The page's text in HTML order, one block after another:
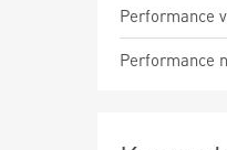
Performance
Performance